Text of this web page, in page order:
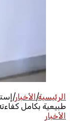
الرئيسية|الأخبار|
طبيعية بكامل
الأخبار